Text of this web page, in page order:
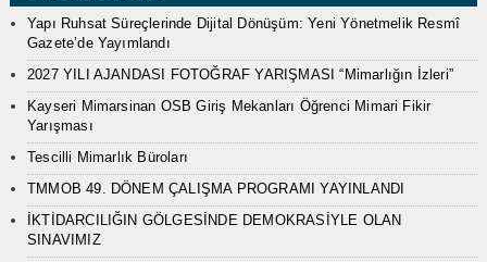
Yapı Ruhsat Süreçlerinde Dijital Dönüşüm: Yeni Yönetmelik Resmî
Gazete’de Yayımlandı
2027 YILI AJANDASI FOTOĞRAF YARIŞMASI “Mimarlığın İzleri”
Kayseri Mimarsinan OSB Giriş Mekanları Öğrenci Mimari Fikir
Yarışması
Tescilli Mimarlık Büroları
TMMOB 49. DÖNEM ÇALIŞMA PROGRAMI YAYINLANDI
İKTİDARCILIĞIN GÖLGESİNDE DEMOKRASİYLE OLAN
SINAVIMIZ